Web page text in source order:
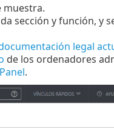
muestra.
sección y función, y
legal
de los ordenadores
Panel.